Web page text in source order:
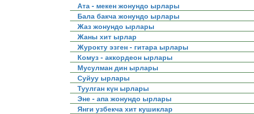
Ата - мекен жонундо ырлары
Бала бакча жонундо ырлары
Жаз жонундо ырлары
Жаны хит ырлар
Журокту эзген - гитара ырлары
Комуз - аккордеон ырлары
Мусулман дин ырлары
Суйуу ырлары
Туулган күн ырлары
Эне - апа жонундо ырлары
Янги узбекча хит кушиклар